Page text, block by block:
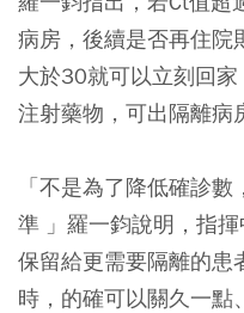
病房，後續是否再住院
大於30就可以立刻回
注射藥物，可出隔離病
「不是為了降低確診
準 」羅一鈞說明，指
保留給更需要隔離的患
時，的確可以關久一點